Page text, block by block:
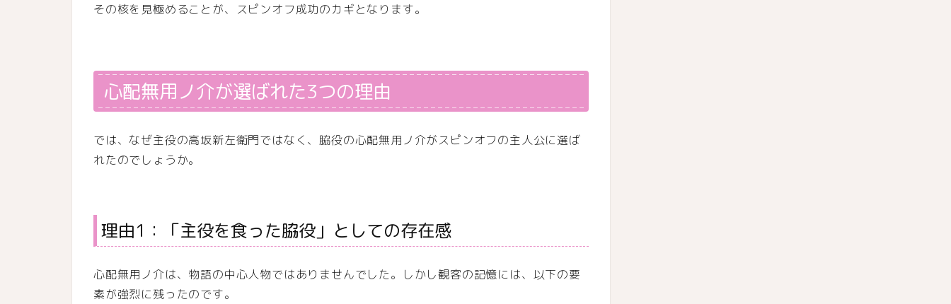
その核を見極めることが、スピンオフ成功のカギとなります。
心配無用ノ介が選ばれた3つの理由
では、なぜ主役の高坂新左衛門ではなく、脇役の心配無用ノ介がスピンオフの主人公に選ば
れたのでしょうか。
理由1：「主役を食った脇役」としての存在感
心配無用ノ介は、物語の中心人物ではありませんでした。しかし観客の記憶には、以下の要
素が強烈に残ったのです。